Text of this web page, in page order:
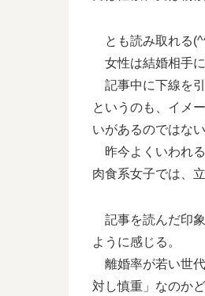
とも読み取れる
女性は結婚相手に
記事中に下線を引
というのも、イメ
いがあるのではな
昨今よくいわれる
肉食系女子では、
記事を読んだ印
ように感じる。
離婚率が若い世
対し慎重」なのか